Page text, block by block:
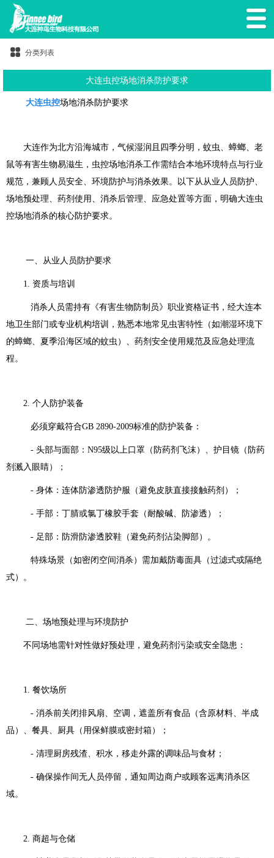
分类列表
大连虫控场地消杀防护要求
大连虫控场地消杀防护要求
大连作为北方沿海城市，气候湿润且四季分明，蚊虫、蟑螂、老
鼠等有害生物易滋生，虫控场地消杀工作需结合本地环境特点与行业
规范，兼顾人员安全、环境防护与消杀效果。以下从从业人员防护、
场地预处理、药剂使用、消杀后管理、应急处置等方面，明确大连虫
控场地消杀的核心防护要求。
一、从业人员防护要求
1. 资质与培训
消杀人员需持有《有害生物防制员》职业资格证书，经大连本
地卫生部门或专业机构培训，熟悉本地常见虫害特性（如潮湿环境下
的蟑螂、夏季沿海区域的蚊虫）、药剂安全使用规范及应急处理流
程。
2. 个人防护装备
必须穿戴符合GB 2890-2009标准的防护装备：
- 头部与面部：N95级以上口罩（防药剂飞沫）、护目镜（防药
剂溅入眼睛）；
- 身体：连体防渗透防护服（避免皮肤直接接触药剂）；
- 手部：丁腈或氯丁橡胶手套（耐酸碱、防渗透）；
- 足部：防滑防渗透胶鞋（避免药剂沾染脚部）。
特殊场景（如密闭空间消杀）需加戴防毒面具（过滤式或隔绝
式）。
二、场地预处理与环境防护
不同场地需针对性做好预处理，避免药剂污染或安全隐患：
1. 餐饮场所
- 消杀前关闭排风扇、空调，遮盖所有食品（含原材料、半成
品）、餐具、厨具（用保鲜膜或密封箱）；
- 清理厨房残渣、积水，移走外露的调味品与食材；
- 确保操作间无人员停留，通知周边商户或顾客远离消杀区
域。
2. 商超与仓储